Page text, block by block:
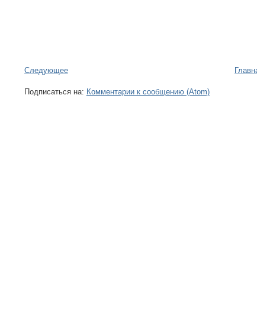
Следующее
Подписаться на: Комментарии к сообщению (Atom)